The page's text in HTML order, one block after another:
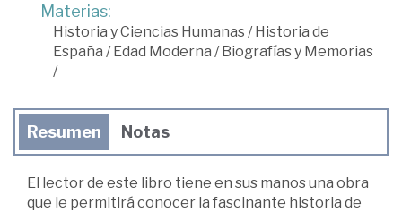
Materias:
Historia y Ciencias Humanas /Historia de
España /Edad Moderna /Biografías y Memorias
/
Resumen Notas
El lector de este libro tiene en sus manos una obra
que le permitirá conocer la fascinante historia de